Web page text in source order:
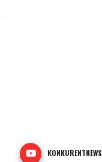
KONKURENTNEWS